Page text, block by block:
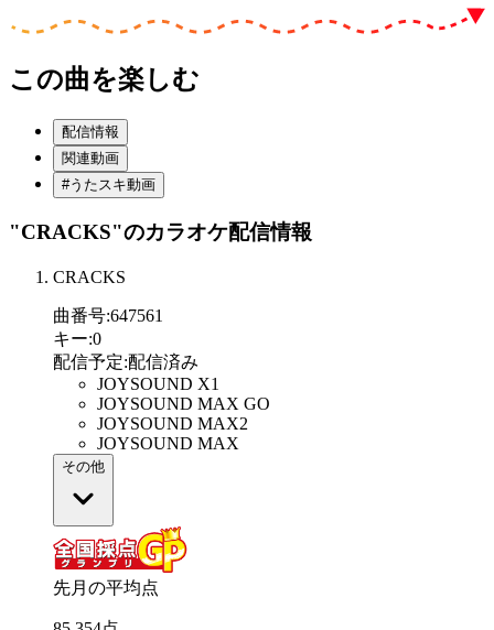
この曲を楽しむ
配信情報
関連動画
#うたスキ動画
"CRACKS"のカラオケ配信情報
CRACKS
曲番号:647561
キー:0
配信予定:配信済み
JOYSOUND X1
JOYSOUND MAX GO
JOYSOUND MAX2
JOYSOUND MAX
その他
先月の平均点